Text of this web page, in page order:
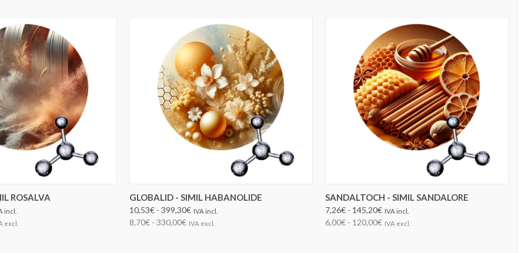
OPCIONES
ROSALVA
incl.
excl.
ELEGIR OPCIONES
GLOBALID - SIMIL HABANOLIDE
10,53€ - 399,30€ IVA incl.
8,70€ - 330,00€ IVA excl.
ELEGIR OPCIONES
SANDALTOCH - SIMIL SANDALORE
7,26€ - 145,20€ IVA incl.
6,00€ - 120,00€ IVA excl.